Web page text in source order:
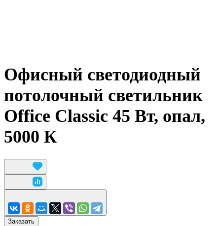
Офисный светодиодный
потолочный светильник
Office Classic 45 Вт, опал,
5000 К
Заказать